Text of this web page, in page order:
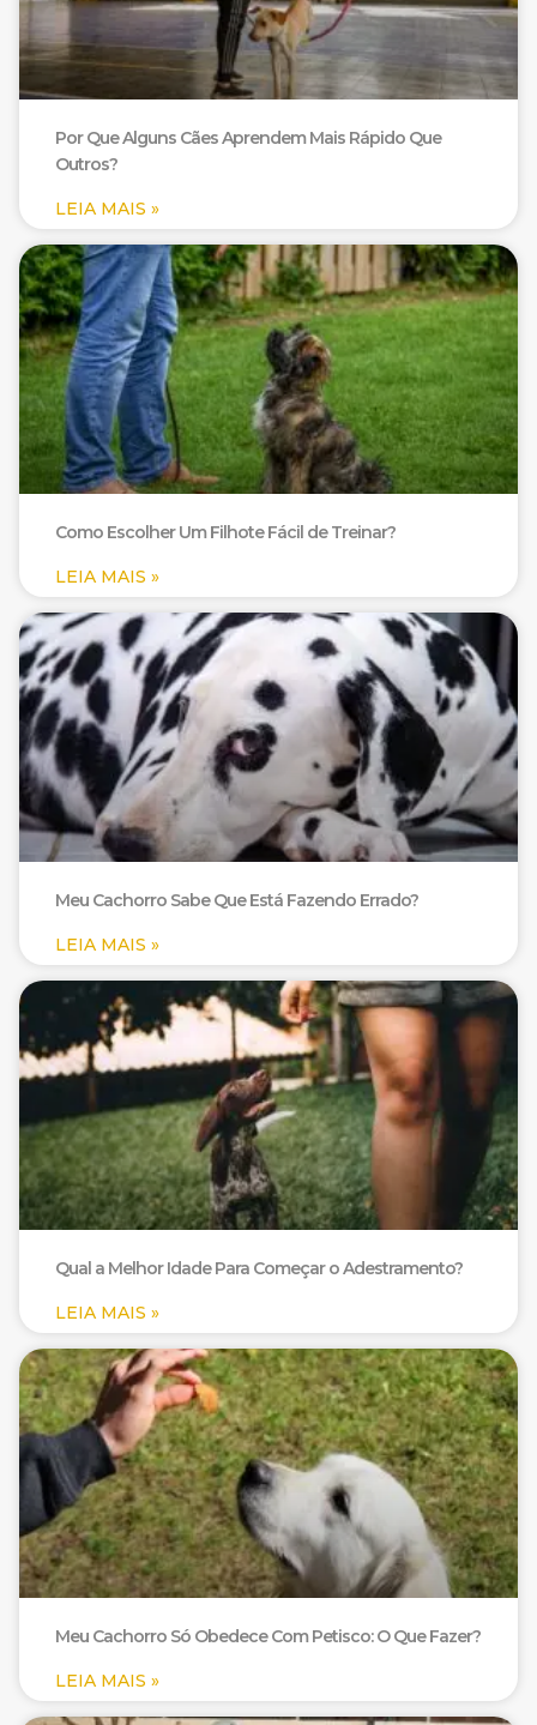
Por Que Alguns Cães Aprendem Mais Rápido Que
Outros?
LEIA MAIS »
Como Escolher Um Filhote Fácil de Treinar?
LEIA MAIS »
Meu Cachorro Sabe Que Está Fazendo Errado?
LEIA MAIS »
Qual a Melhor Idade Para Começar o Adestramento?
LEIA MAIS »
Meu Cachorro Só Obedece Com Petisco: O Que Fazer?
LEIA MAIS »